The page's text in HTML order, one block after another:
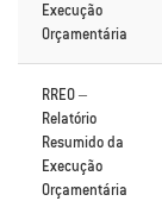
Execução
Orçamentária
RREO –
Relatório
Resumido da
Execução
Orçamentária